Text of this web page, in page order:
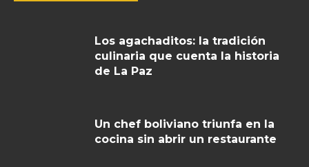
Los agachaditos: la tradición
culinaria que cuenta la historia
de La Paz
Un chef boliviano triunfa en la
cocina sin abrir un restaurante